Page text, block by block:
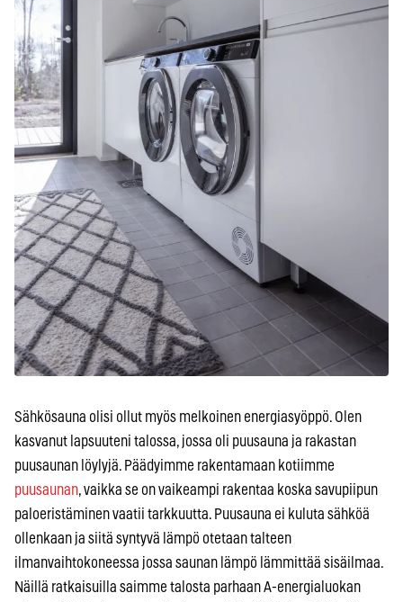
Sähkösauna olisi ollut myös melkoinen energiasyöppö. Olen
kasvanut lapsuuteni talossa, jossa oli puusauna ja rakastan
puusaunan löylyjä. Päädyimme rakentamaan kotiimme
puusaunan, vaikka se on vaikeampi rakentaa koska savupiipun
paloeristäminen vaatii tarkkuutta. Puusauna ei kuluta sähköä
ollenkaan ja siitä syntyvä lämpö otetaan talteen
ilmanvaihtokoneessa jossa saunan lämpö lämmittää sisäilmaa.
Näillä ratkaisuilla saimme talosta parhaan A-energialuokan